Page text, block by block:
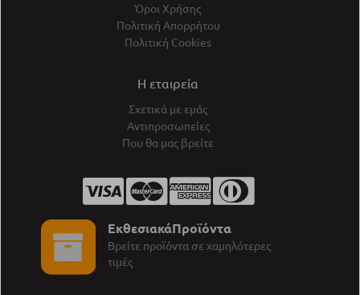
Όροι Χρήσης
Πολιτική Απορρήτου
Πολιτική Cookies
Η εταιρεία
Σχετικά με εμάς
Αντιπροσωπείες
Που θα μας βρείτε
ΕκθεσιακάΠροϊόντα
Βρείτε προϊόντα σε χαμηλότερες
τιμές